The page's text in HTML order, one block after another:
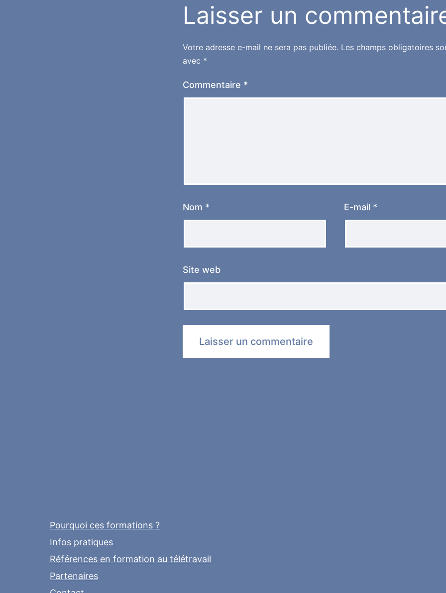
Laisser un
Votre adresse e-mail ne sera pas publiée. Les champs obligatoires
avec *
Commentaire *
Nom * E-mail *
Site web
Pourquoi ces formations ?
Infos pratiques
Références en formation au télétravail
Partenaires